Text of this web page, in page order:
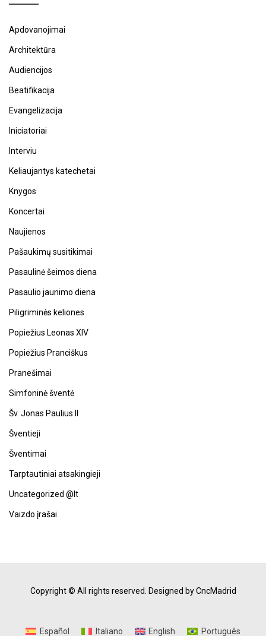
Apdovanojimai
Architektūra
Audiencijos
Beatifikacija
Evangelizacija
Iniciatoriai
Interviu
Keliaujantys katechetai
Knygos
Koncertai
Naujienos
Pašaukimų susitikimai
Pasaulinė šeimos diena
Pasaulio jaunimo diena
Piligriminės keliones
Popiežius Leonas XIV
Popiežius Pranciškus
Pranešimai
Simfoninė šventė
Šv. Jonas Paulius II
Šventieji
Šventimai
Tarptautiniai atsakingieji
Uncategorized @lt
Vaizdo įrašai
Copyright © All rights reserved. Designed by CncMadrid
Español Italiano English Português